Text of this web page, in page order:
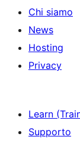
Chi siamo
News
Hosting
Privacy
Learn
Supporto